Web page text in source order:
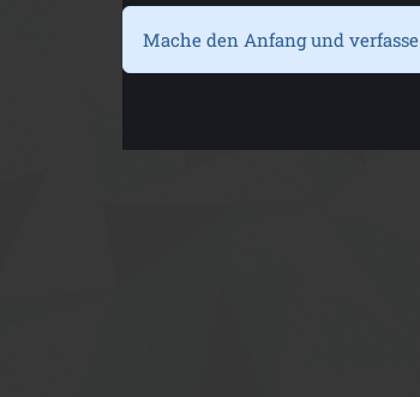
Mache den Anfang und